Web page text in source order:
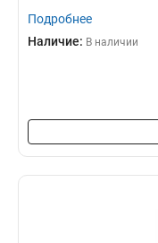
Подробнее
Наличие: В наличии